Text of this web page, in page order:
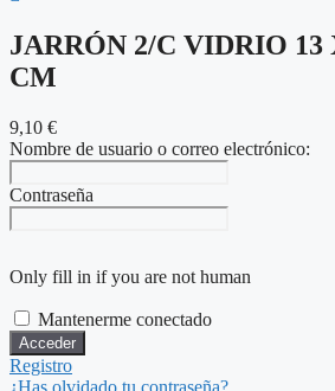
JARRÓN 2/C VIDRIO 13
CM
9,10 €
Nombre de usuario o correo electrónico:
Contraseña
Only fill in if you are not human
Mantenerme conectado
Registro